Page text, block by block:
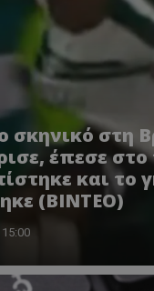
σκηνικό στη
έπεσε στο
και το
(BINTEO)